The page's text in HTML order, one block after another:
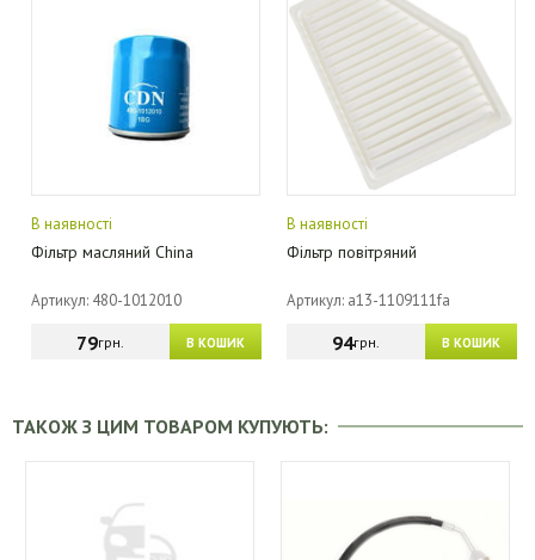
В наявності
Фільтр масляний China
Артикул: 480-1012010
В КОШИК
79грн.
В наявності
Фільтр повітряний
Артикул: a13-1109111fa
В КОШИК
94грн.
ТАКОЖ З ЦИМ ТОВАРОМ КУПУЮТЬ: